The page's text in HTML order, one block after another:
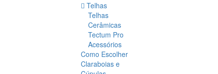
Telhas
Telhas
Cerâmicas
Tectum Pro
Acessórios
Como Escolher
Claraboias e